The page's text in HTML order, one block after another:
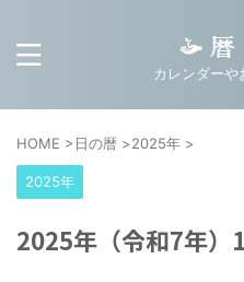
カレンダーや
HOME >日の暦 >2025年 >
2025年
2025年（令和7年）